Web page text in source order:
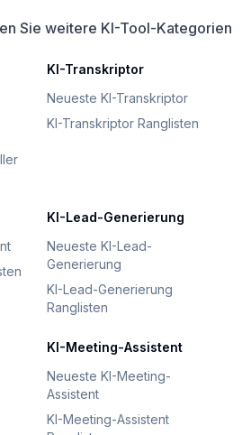
Sie weitere KI-Tool-Kategorien
KI-Transkriptor
Neueste KI-Transkriptor
KI-Transkriptor Ranglisten
KI-Lead-Generierung
Neueste KI-Lead-
Generierung
KI-Lead-Generierung
Ranglisten
KI-Meeting-Assistent
Neueste KI-Meeting-
Assistent
KI-Meeting-Assistent